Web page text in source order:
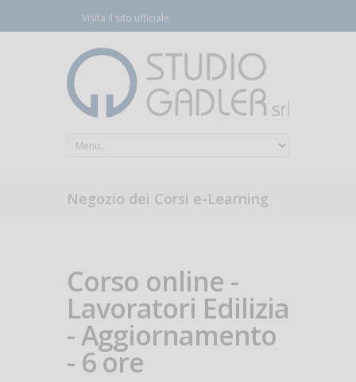
Visita il sito ufficiale
Negozio dei Corsi e-Learning
Corso online -
Lavoratori Edilizia
- Aggiornamento
- 6 ore